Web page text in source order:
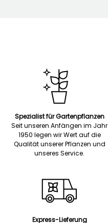
Spezialist für Gartenpflanzen
Seit unseren Anfängen im Jahr
1950 legen wir Wert auf die
Qualität unserer Pflanzen und
unseres Service.
Express-Lieferung